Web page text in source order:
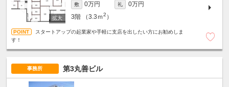
敷 0万円 礼
0万円
3階
（3.3ｍ2 ）
スタートアップの起業家や手軽に支店を出したい方にお勧めしま
す！
事務所 第3丸善ビル